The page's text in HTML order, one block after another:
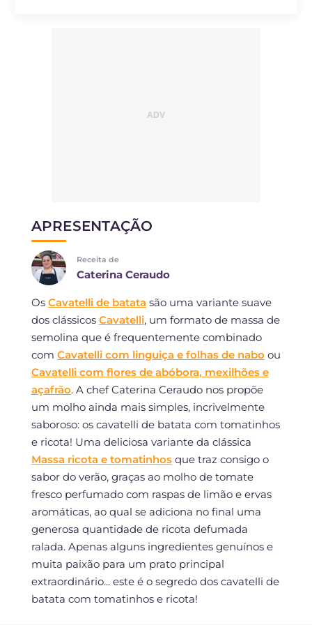
APRESENTAÇÃO
Receita de
Caterina Ceraudo
Os Cavatelli de batata são uma variante suave
dos clássicos Cavatelli, um formato de massa de
semolina que é frequentemente combinado
com Cavatelli com linguiça e folhas de nabo ou
Cavatelli com flores de abóbora, mexilhões e
açafrão. A chef Caterina Ceraudo nos propõe
um molho ainda mais simples, incrivelmente
saboroso: os cavatelli de batata com tomatinhos
e ricota! Uma deliciosa variante da clássica
Massa ricota e tomatinhosque traz consigo o
sabor do verão, graças ao molho de tomate
fresco perfumado com raspas de limão e ervas
aromáticas, ao qual se adiciona no final uma
generosa quantidade de ricota defumada
ralada. Apenas alguns ingredientes genuínos e
muita paixão para um prato principal
extraordinário... este é o segredo dos cavatelli de
batata com tomatinhos e ricota!